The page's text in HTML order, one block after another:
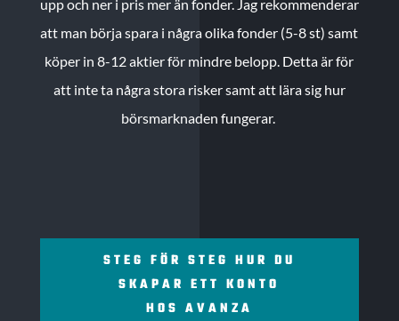
upp och ner i pris mer än fonder. Jag rekommenderar
att man börja spara i några olika fonder (5-8 st) samt
köper in 8-12 aktier för mindre belopp. Detta är för
att inte ta några stora risker samt att lära sig hur
börsmarknaden fungerar.
STEG FÖR STEG HUR DU
SKAPAR ETT KONTO
HOS AVANZA